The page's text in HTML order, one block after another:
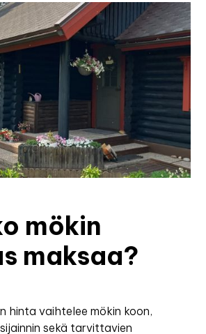
mökin
maksaa?
hinta vaihtelee mökin koon,
sekä tarvittavien